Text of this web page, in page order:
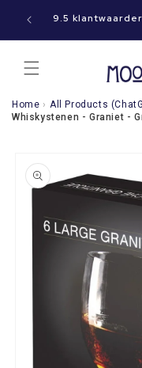
naar de
jouw 9.5
Home › All Products
Whiskystenen - Graniet -